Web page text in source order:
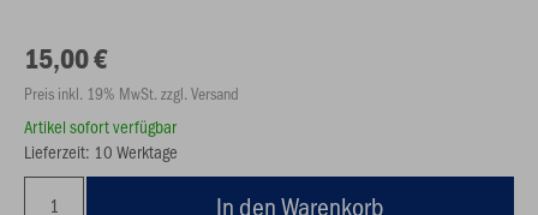
15,00 €
Preis inkl. 19% MwSt. zzgl. Versand
Artikel sofort verfügbar
Lieferzeit: 10 Werktage
In den Warenkorb